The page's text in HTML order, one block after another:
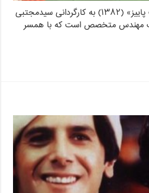
مجموعه تلویزیونی «بوی غریب پاییز» (۱۳۸۲) به کارگردانی سیدمجتبی
مهندس متخصص است که با همسر